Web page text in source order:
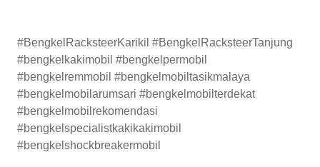
#BengkelRacksteerKarikil #BengkelRacksteerTanjung
#bengkelkakimobil #bengkelpermobil
#bengkelremmobil #bengkelmobiltasikmalaya
#bengkelmobilarumsari #bengkelmobilterdekat
#bengkelmobilrekomendasi
#bengkelspecialistkakikakimobil
#bengkelshockbreakermobil